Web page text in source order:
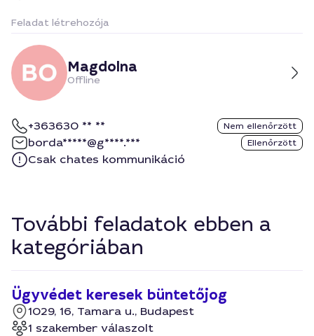
Feladat létrehozója
Magdolna
Offline
+363630 ** ** Nem ellenőrzött
borda*****@g****.*** Ellenőrzött
Csak chates kommunikáció
További feladatok ebben a
kategóriában
Ügyvédet keresek büntetőjog
1029, 16, Tamara u., Budapest
1 szakember válaszolt